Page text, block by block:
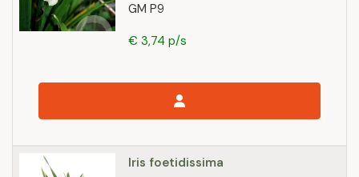
GM P9
€ 3,74 p/s
Iris foetidissima